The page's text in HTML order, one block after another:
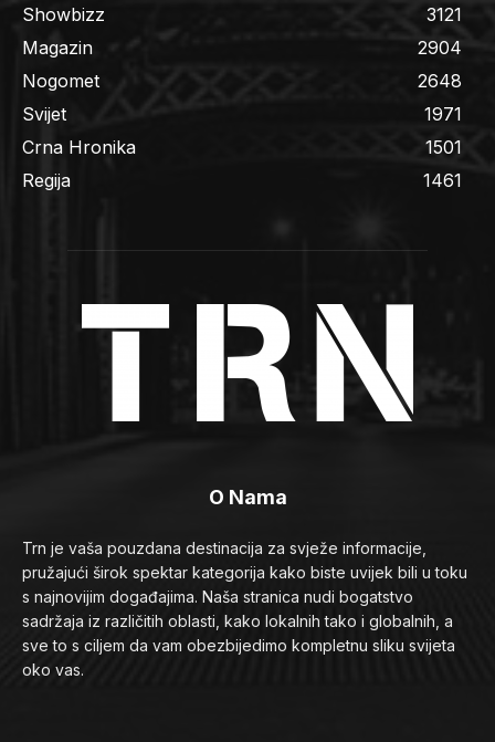
Showbizz
3121
Magazin
2904
Nogomet
2648
Svijet
1971
Crna Hronika
1501
Regija
1461
O Nama
Trn je vaša pouzdana destinacija za svježe informacije,
pružajući širok spektar kategorija kako biste uvijek bili u toku
s najnovijim događajima. Naša stranica nudi bogatstvo
sadržaja iz različitih oblasti, kako lokalnih tako i globalnih, a
sve to s ciljem da vam obezbijedimo kompletnu sliku svijeta
oko vas.